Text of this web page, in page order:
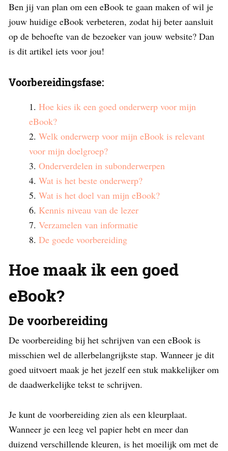
Ben jij van plan om een eBook te gaan maken of wil je
jouw huidige eBook verbeteren, zodat hij beter aansluit
op de behoefte van de bezoeker van jouw website? Dan
is dit artikel iets voor jou!
Voorbereidingsfase:
Hoe kies ik een goed onderwerp voor mijn
eBook?
Welk onderwerp voor mijn eBook is relevant
voor mijn doelgroep?
Onderverdelen in subonderwerpen
Wat is het beste onderwerp?
Wat is het doel van mijn eBook?
Kennis niveau van de lezer
Verzamelen van informatie
De goede voorbereiding
Hoe maak ik een goed
eBook?
De voorbereiding
De voorbereiding bij het schrijven van een eBook is
misschien wel de allerbelangrijkste stap. Wanneer je dit
goed uitvoert maak je het jezelf een stuk makkelijker om
de daadwerkelijke tekst te schrijven.
Je kunt de voorbereiding zien als een kleurplaat.
Wanneer je een leeg vel papier hebt en meer dan
duizend verschillende kleuren, is het moeilijk om met de